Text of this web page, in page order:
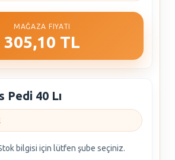
MAĞAZA FIYATI
305,10 TL
Pedi 40 Lı
bilgisi için lütfen şube seçiniz.